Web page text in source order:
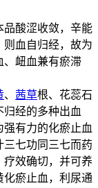
品酸涩收敛，辛能
血自归经，故为
、衄血兼有瘀滞
、 茜草根、花蕊石
归经的多种出血
有力的化瘀止血
三七功同三七而药
疗效确切，并可养
化瘀止血，利尿通